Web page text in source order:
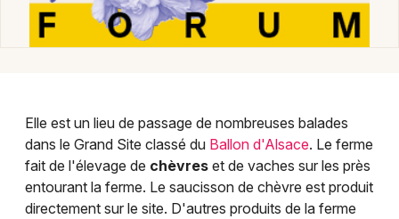
Actus tourisme & loisirs
Elle est un lieu de passage de nombreuses balades
dans le Grand Site classé du Ballon d'Alsace. Le ferme
fait de l'élevage de chèvres et de vaches sur les près
entourant la ferme. Le saucisson de chèvre est produit
directement sur le site. D'autres produits de la ferme